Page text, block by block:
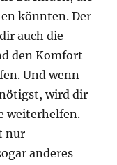
könnten. Der
auch die
den Komfort
Und wenn
wird dir
weiterhelfen.
nur
anderes